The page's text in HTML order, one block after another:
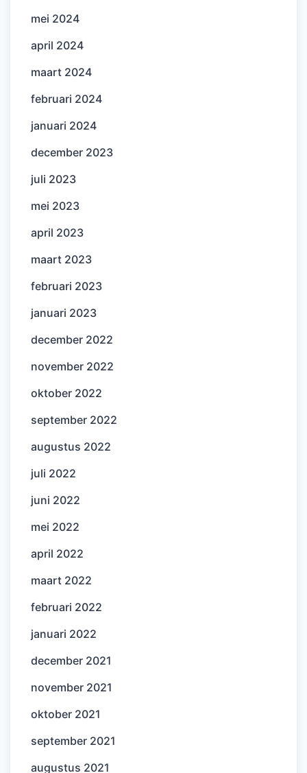
mei 2024
april 2024
maart 2024
februari 2024
januari 2024
december 2023
juli 2023
mei 2023
april 2023
maart 2023
februari 2023
januari 2023
december 2022
november 2022
oktober 2022
september 2022
augustus 2022
juli 2022
juni 2022
mei 2022
april 2022
maart 2022
februari 2022
januari 2022
december 2021
november 2021
oktober 2021
september 2021
augustus 2021